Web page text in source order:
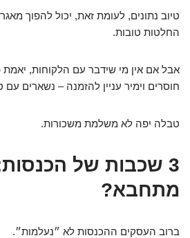
טיוב נתונים, לעומת זאת, יכול להפוך
החלטות טובות.
אבל אם אין מי שידבר עם הלקוחות,
חוסרים וימיר עניין להזמנה – נשארים
טבלה יפה לא משלמת משכורות.
3 שכבות של
מתחבא?
ברוב העסקים ההכנסות לא ״נעלמות״.